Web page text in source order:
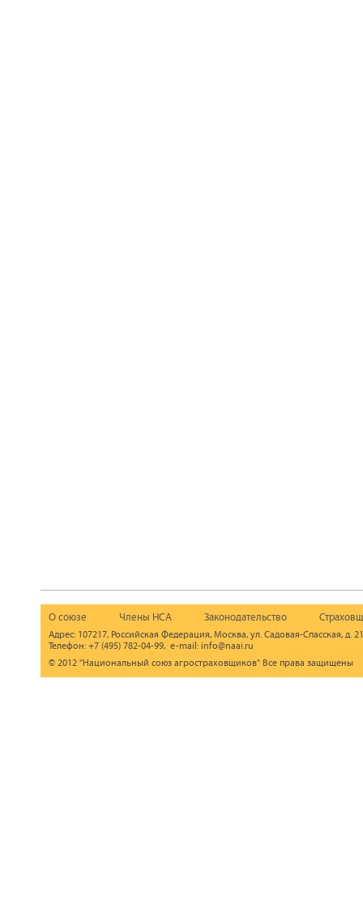
О союзе Члены НСА Законодательство
Адрес: 107217, Российская Федерация, Москва, ул. Садовая-Спасская, д.
Телефон: +7 (495) 782-04-99, e-mail: info@naai.ru
© 2012 "Национальный союз агростраховщиков" Все права защищены